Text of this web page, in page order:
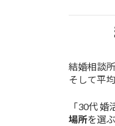
結婚相談
そして平
「30代
場所を選